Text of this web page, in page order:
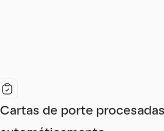
Cartas de porte procesadas